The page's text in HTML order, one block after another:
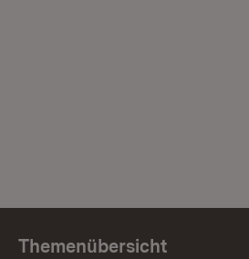
Themenübersicht